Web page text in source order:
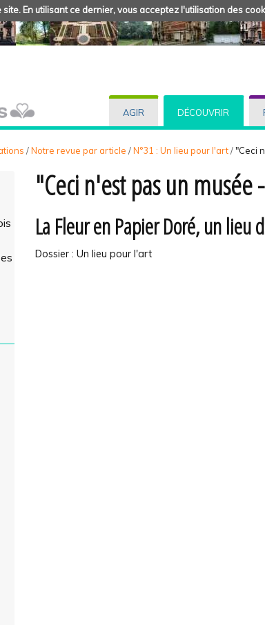
En utilisant ce dernier, vous acceptez l'utilisation des
AGIR DÉCOUVRIR
/Notre revue par article /N°31 : Un lieu pour l'art/"Ceci
"Ceci n'est pas un
La Fleur en Papier Doré, un lieu
Dossier : Un lieu pour l'art